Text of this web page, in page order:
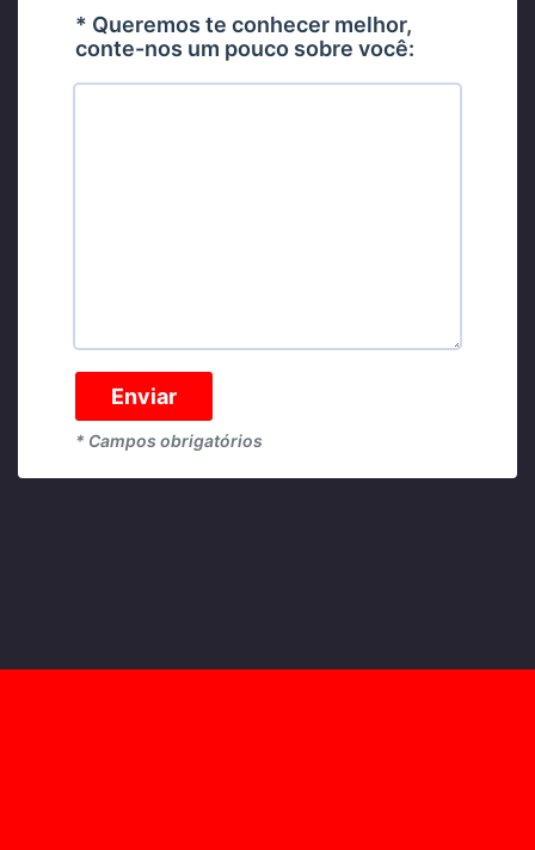
* Queremos te conhecer melhor,
conte-nos um pouco sobre você:
* Campos obrigatórios